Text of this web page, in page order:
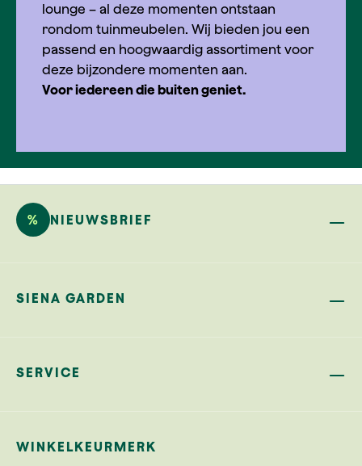
lounge – al deze momenten ontstaan
rondom tuinmeubelen. Wij bieden jou een
passend en hoogwaardig assortiment voor
deze bijzondere momenten aan.
Voor iedereen die buiten geniet.
% NIEUWSBRIEF
SIENA GARDEN
SERVICE
WINKELKEURMERK